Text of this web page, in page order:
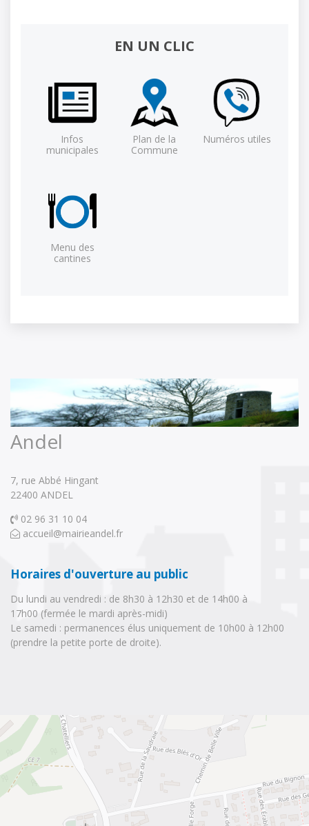
EN UN CLIC
Infos
municipales
Plan de la
Commune
Numéros utiles
Menu des
cantines
Andel
7, rue Abbé Hingant
22400 ANDEL
02 96 31 10 04
accueil@mairieandel.fr
Horaires d'ouverture au public
Du lundi au vendredi : de 8h30 à 12h30 et de 14h00 à
17h00 (fermée le mardi après-midi)
Le samedi : permanences élus uniquement de 10h00 à 12h00
(prendre la petite porte de droite).